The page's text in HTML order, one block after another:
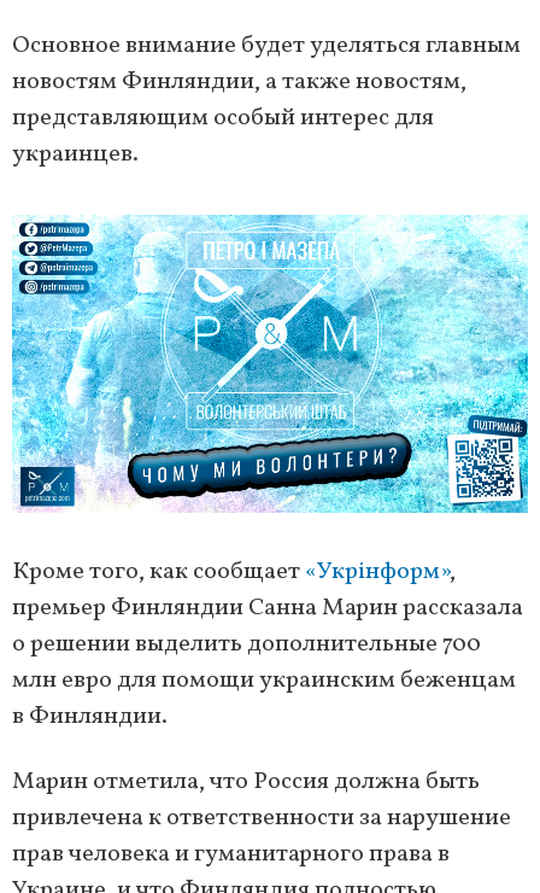
Основное внимание будет уделяться главным
новостям Финляндии, а также новостям,
представляющим особый интерес для
украинцев.
Кроме того, как сообщает«Укрінформ»,
премьер Финляндии Санна Марин рассказала
о решении выделить дополнительные 700
млн евро для помощи украинским беженцам
в Финляндии.
Марин отметила, что Россия должна быть
привлечена к ответственности за нарушение
прав человека и гуманитарного права в